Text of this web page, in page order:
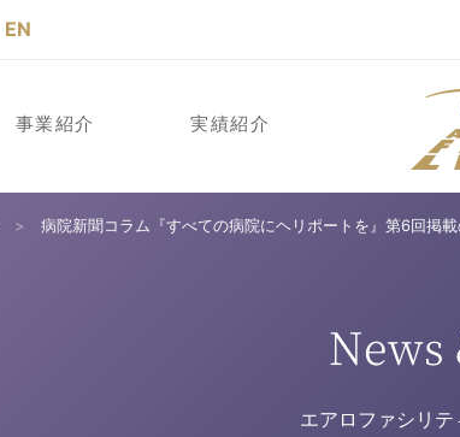
EN
事業紹介 実績紹介
> 病院新聞コラム『すべての病院にヘリポートを』第6回掲
News
エアロファシリ